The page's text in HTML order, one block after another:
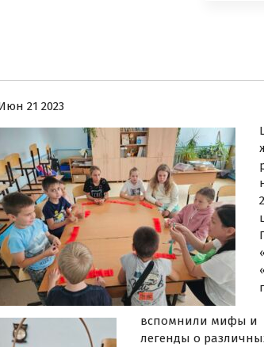
21 2023
вспомнили мифы и
легенды о